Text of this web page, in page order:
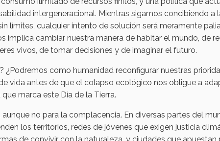
intergeneracional. Mientras sigamos concibiendo a
límites, cualquier intento de solución será meramente
implica cambiar nuestra manera de habitar el mundo, de
vivos, de tomar decisiones y de imaginar el futuro.
¿Podremos como humanidad reconfigurar nuestras
vida antes de que el colapso ecológico nos obligue a
marca este Día de la Tierra.
no para la complacencia. En diversas partes del
los territorios, redes de jóvenes que exigen justicia